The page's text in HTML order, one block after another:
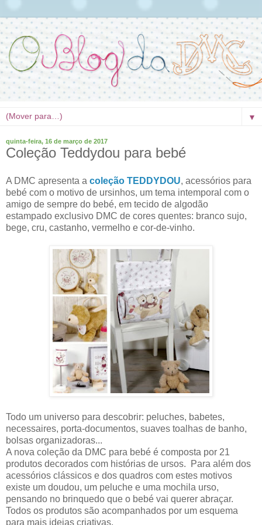
▼
quinta-feira, 16 de março de 2017
Coleção Teddydou para bebé
A DMC apresenta a coleção TEDDYDOU, acessórios para
bebé com o motivo de ursinhos, um tema intemporal com o
amigo de sempre do bebé, em tecido de algodão
estampado exclusivo DMC de cores quentes: branco sujo,
bege, cru, castanho, vermelho e cor-de-vinho.
Todo um universo para descobrir: peluches, babetes,
necessaires, porta-documentos, suaves toalhas de banho,
bolsas organizadoras...
A nova coleção da DMC para bebé é composta por 21
produtos decorados com histórias de ursos. Para além dos
acessórios clássicos e dos quadros com estes motivos
existe um doudou, um peluche e uma mochila urso,
pensando no brinquedo que o bebé vai querer abraçar.
Todos os produtos são acompanhados por um esquema
para mais ideias criativas.